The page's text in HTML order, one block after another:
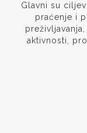
Glavni su
praćenje i
aktivnosti,